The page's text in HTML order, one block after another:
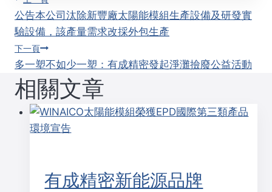
文
章
導
覽
公告本公司汰除新豐廠太陽能模組生產設備及研發實
驗設備，該產量需求改採外包生產
下一頁
多一塑不如少一塑：有成精密發起淨灘撿廢公益活動
相關文章
有成精密新能源品牌